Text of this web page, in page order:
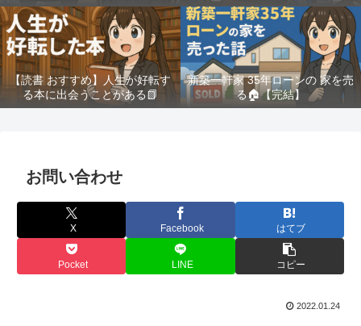
【読書 おすすめ】人生が好転す
る本に出会うことがある📗
新築一軒家 35年ローンの 家を売
る🏠️【完結】
お問い合わせ
X Facebook はてブ
Pocket LINE コピー
2022.01.24